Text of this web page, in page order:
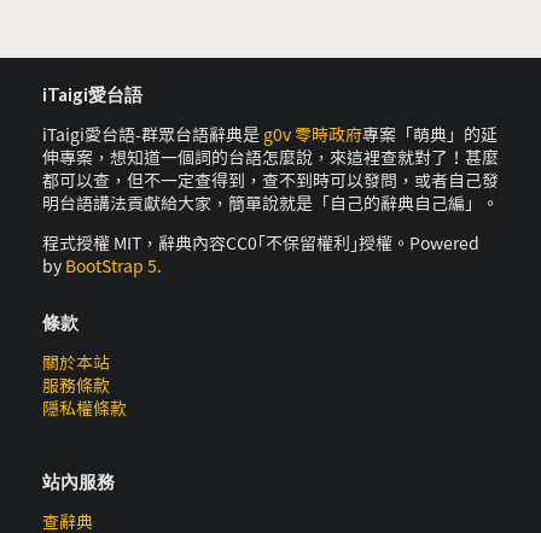
iTaigi愛台語
iTaigi愛台語-群眾台語辭典是 g0v 零時政府專案「萌典」的延
伸專案，想知道一個詞的台語怎麼說，來這裡查就對了！甚麼
都可以查，但不一定查得到，查不到時可以發問，或者自己發
明台語講法貢獻給大家，簡單說就是「自己的辭典自己編」。
程式授權 MIT，辭典內容CC0｢不保留權利｣授權。Powered
by BootStrap 5.
條款
關於本站
服務條款
隱私權條款
站內服務
查辭典